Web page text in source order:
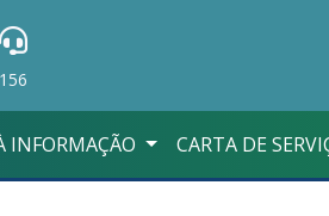
156
INFORMAÇÃO CARTA DE